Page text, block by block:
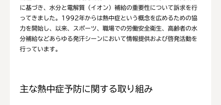
に基づき、水分と電解質（イオン）補給の重要性について訴求を行
ってきました。1992年からは熱中症という概念を広めるための協
力を開始し、以来、スポーツ、職場での労働安全衛生、高齢者の水
分補給などあらゆる発汗シーンにおいて情報提供および啓発活動を
行っています。
主な熱中症予防に関する取り組み